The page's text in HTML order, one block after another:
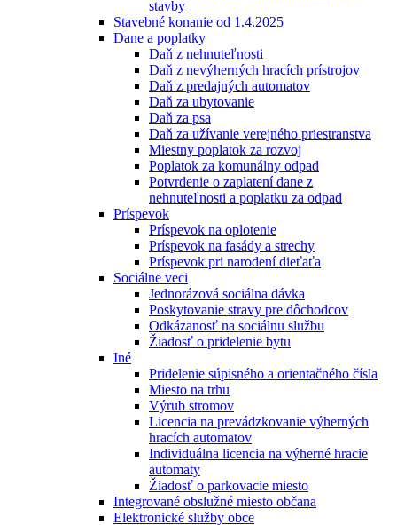
stavby
Stavebné konanie od 1.4.2025
Dane a poplatky
Daň z nehnuteľnosti
Daň z nevýherných hracích prístrojov
Daň z predajných automatov
Daň za ubytovanie
Daň za psa
Daň za užívanie verejného priestranstva
Miestny poplatok za rozvoj
Poplatok za komunálny odpad
Potvrdenie o zaplatení dane z
nehnuteľnosti a poplatku za odpad
Príspevok
Príspevok na oplotenie
Príspevok na fasády a strechy
Príspevok pri narodení dieťaťa
Sociálne veci
Jednorázová sociálna dávka
Poskytovanie stravy pre dôchodcov
Odkázanosť na sociálnu službu
Žiadosť o pridelenie bytu
Iné
Pridelenie súpisného a orientačného čísla
Miesto na trhu
Výrub stromov
Licencia na prevádzkovanie výherných
hracích automatov
Individuálna licencia na výherné hracie
automaty
Žiadosť o parkovacie miesto
Integrované obslužné miesto občana
Elektronické služby obce